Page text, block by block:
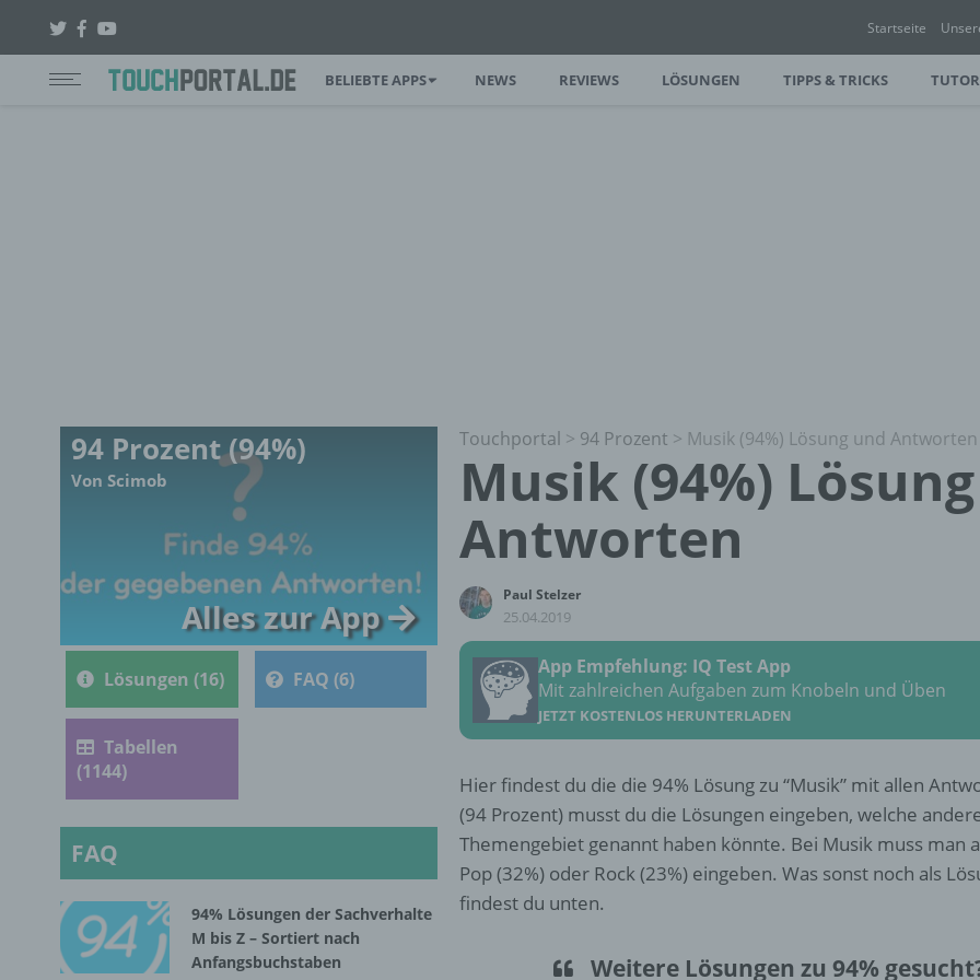
Startseite
BELIEBTE APPS NEWS REVIEWS LÖSUNGEN TIPPS & TRICKS
Touchportal > 94 Prozent > Musik (94%) Lösung und Antworten
Musik (94%)
Antworten
Paul Stelzer
25.04.2019
App Empfehlung: IQ Test App
Mit zahlreichen Aufgaben zum Knobeln und Üben
JETZT KOSTENLOS HERUNTERLADEN
Hier findest du die die 94% Lösung zu “Musik” mit allen
(94 Prozent) musst du die Lösungen eingeben, welche
Themengebiet genannt haben könnte. Bei Musik muss man
Pop (32%) oder Rock (23%) eingeben. Was sonst noch als
findest du unten.
Weitere Lösungen zu 94% gesucht
94 Prozent (94%)
Von Scimob
Alles zur App
Lösungen (16) FAQ (6)
Tabellen
(1144)
FAQ
94% Lösungen der Sachverhalte
M bis Z – Sortiert nach
Anfangsbuchstaben